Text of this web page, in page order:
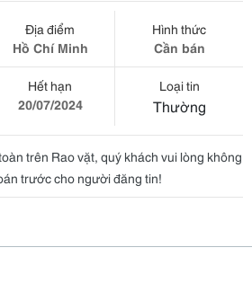
Địa điểm
Hồ Chí Minh
Hình thức
Cần bán
Hết hạn
20/07/2024
Loại tin
Thường
trên Rao vặt, quý khách vui lòng không
trước cho người đăng tin!